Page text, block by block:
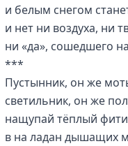
и белым снегом
и нет ни воздуха, ни
ни «да», сошедшего
***
Пустынник, он же
светильник, он же
нащупай тёплый
в на ладан дышащих